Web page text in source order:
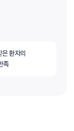
환자의
족